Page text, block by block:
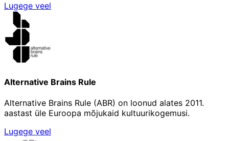
Lugege veel
Alternative Brains Rule
Alternative Brains Rule (ABR) on loonud alates 2011.
aastast üle Euroopa mõjukaid kultuurikogemusi.
Lugege veel